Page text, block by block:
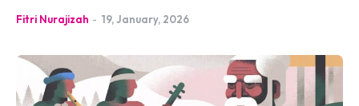
Fitri Nurajizah - 19, January, 2026